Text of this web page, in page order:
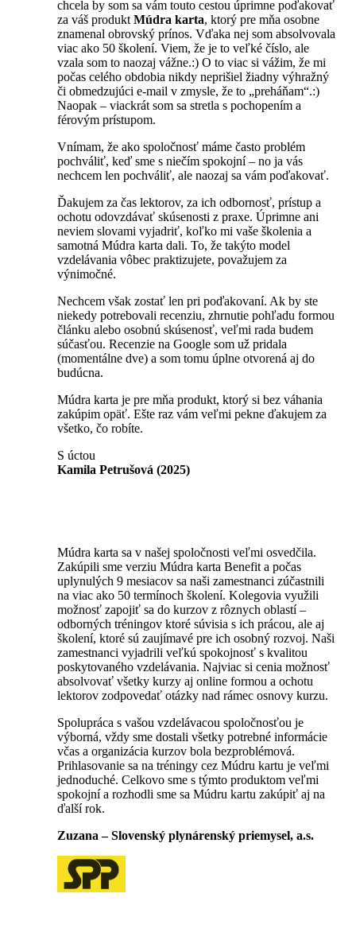
chcela by som sa vám touto cestou úprimne poďakovať
za váš produkt Múdra karta, ktorý pre mňa osobne
znamenal obrovský prínos. Vďaka nej som absolvovala
viac ako 50 školení. Viem, že je to veľké číslo, ale
vzala som to naozaj vážne.:) O to viac si vážim, že mi
počas celého obdobia nikdy neprišiel žiadny výhražný
či obmedzujúci e-mail v zmysle, že to „preháňam“.:)
Naopak – viackrát som sa stretla s pochopením a
férovým prístupom.
Vnímam, že ako spoločnosť máme často problém
pochváliť, keď sme s niečím spokojní – no ja vás
nechcem len pochváliť, ale naozaj sa vám poďakovať.
Ďakujem za čas lektorov, za ich odbornosť, prístup a
ochotu odovzdávať skúsenosti z praxe. Úprimne ani
neviem slovami vyjadriť, koľko mi vaše školenia a
samotná Múdra karta dali. To, že takýto model
vzdelávania vôbec praktizujete, považujem za
výnimočné.
Nechcem však zostať len pri poďakovaní. Ak by ste
niekedy potrebovali recenziu, zhrnutie pohľadu formou
článku alebo osobnú skúsenosť, veľmi rada budem
súčasťou. Recenzie na Google som už pridala
(momentálne dve) a som tomu úplne otvorená aj do
budúcna.
Múdra karta je pre mňa produkt, ktorý si bez váhania
zakúpim opäť. Ešte raz vám veľmi pekne ďakujem za
všetko, čo robíte.
S úctou
Kamila Petrušová (2025)
Múdra karta sa v našej spoločnosti veľmi osvedčila.
Zakúpili sme verziu Múdra karta Benefit a počas
uplynulých 9 mesiacov sa naši zamestnanci zúčastnili
na viac ako 50 termínoch školení. Kolegovia využili
možnosť zapojiť sa do kurzov z rôznych oblastí –
odborných tréningov ktoré súvisia s ich prácou, ale aj
školení, ktoré sú zaujímavé pre ich osobný rozvoj. Naši
zamestnanci vyjadrili veľkú spokojnosť s kvalitou
poskytovaného vzdelávania. Najviac si cenia možnosť
absolvovať všetky kurzy aj online formou a ochotu
lektorov zodpovedať otázky nad rámec osnovy kurzu.
Spolupráca s vašou vzdelávacou spoločnosťou je
výborná, vždy sme dostali všetky potrebné informácie
včas a organizácia kurzov bola bezproblémová.
Prihlasovanie sa na tréningy cez Múdru kartu je veľmi
jednoduché. Celkovo sme s týmto produktom veľmi
spokojní a rozhodli sme sa Múdru kartu zakúpiť aj na
ďalší rok.
Zuzana – Slovenský plynárenský priemysel, a.s.